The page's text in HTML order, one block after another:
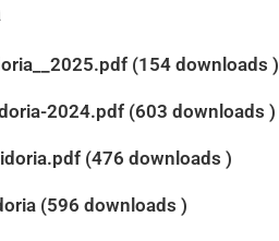
(154 downloads )
2024.pdf (603 downloads )
(476 downloads )
(596 downloads )